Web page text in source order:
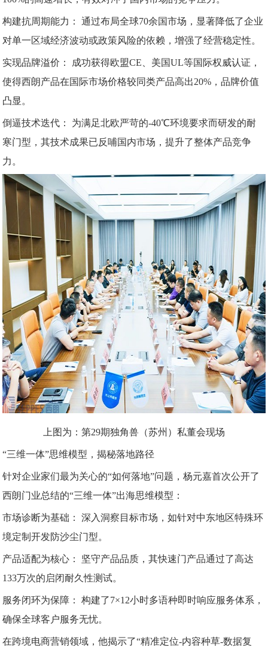
构建抗周期能力：
通过布局全球70余国市场，显著降低了企业
对单一区域经济波动或政策风险的依赖，增强了经营稳定性。
实现品牌溢价：
成功获得欧盟CE、美国UL等国际权威认证，
使得西朗产品在国际市场价格较同类产品高出20%，品牌价值
凸显。
倒逼技术迭代：
为满足北欧严苛的-40℃环境要求而研发的耐
寒门型，其技术成果已反哺国内市场，提升了整体产品竞争
力。
上图为：第29期独角兽（苏州）私董会现场
“三维一体”思维模型，揭秘落地路径
针对企业家们最为关心的“如何落地”问题，杨元嘉首次公开了
西朗门业总结的“三维一体”出海思维模型：
市场诊断为基础：
深入洞察目标市场，如针对中东地区特殊环
境定制开发防沙尘门型。
产品适配为核心：
坚守产品品质，其快速门产品通过了高达
133万次的启闭耐久性测试。
服务闭环为保障：
构建了7×12小时多语种即时响应服务体系，
确保全球客户服务无忧。
在跨境电商营销领域，他揭示了“精准定位-内容种草-数据复